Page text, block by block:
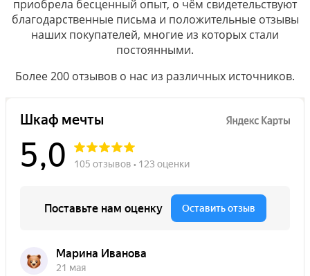
приобрела бесценный опыт, о чём свидетельствуют
благодарственные письма и положительные отзывы
наших покупателей, многие из которых стали
постоянными.
Более 200 отзывов о нас из различных источников.